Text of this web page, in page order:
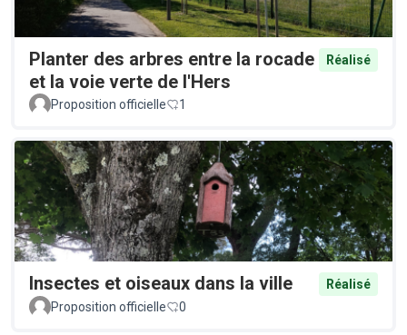
Planter des arbres entre la rocade
et la voie verte de l'Hers
Réalisé
Proposition officielle 1
Insectes et oiseaux dans la ville
Réalisé
Proposition officielle
0